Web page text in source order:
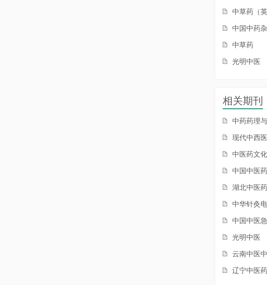
中草药（英
中国中药
中草药
光明中医
相关期刊
中药药理
现代中西
中医药文化
中国中医
湖北中医
中华针灸
中国中医
光明中医
云南中医
辽宁中医